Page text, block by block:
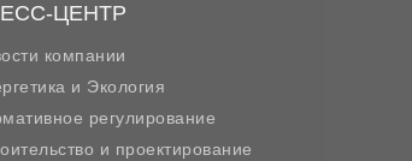
ЦЕНТР
компании
и Экология
регулирование
и проектирование